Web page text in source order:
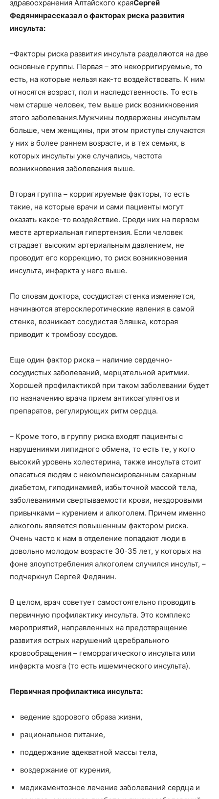
здравоохранения Алтайского краяСергей
Федянинрассказал о факторах риска развития
инсульта:
–Факторы риска развития инсульта разделяются на две
основные группы. Первая – это некорригируемые, то
есть, на которые нельзя как-то воздействовать. К ним
относятся возраст, пол и наследственность. То есть
чем старше человек, тем выше риск возникновения
этого заболевания.Мужчины подвержены инсультам
больше, чем женщины, при этом приступы случаются
у них в более раннем возрасте, и в тех семьях, в
которых инсульты уже случались, частота
возникновения заболевания выше.
Вторая группа – корригируемые факторы, то есть
такие, на которые врачи и сами пациенты могут
оказать какое-то воздействие. Среди них на первом
месте артериальная гипертензия. Если человек
страдает высоким артериальным давлением, не
проводит его коррекцию, то риск возникновения
инсульта, инфаркта у него выше.
По словам доктора, сосудистая стенка изменяется,
начинаются атеросклеротические явления в самой
стенке, возникает сосудистая бляшка, которая
приводит к тромбозу сосудов.
Еще один фактор риска – наличие сердечно-
сосудистых заболеваний, мерцательной аритмии.
Хорошей профилактикой при таком заболевании будет
по назначению врача прием антикоагулянтов и
препаратов, регулирующих ритм сердца.
– Кроме того, в группу риска входят пациенты с
нарушениями липидного обмена, то есть те, у кого
высокий уровень холестерина, также инсульта стоит
опасаться людям с некомпенсированным сахарным
диабетом, гиподинамией, избыточной массой тела,
заболеваниями свертываемости крови, нездоровыми
привычками – курением и алкоголем. Причем именно
алкоголь является повышенным фактором риска.
Очень часто к нам в отделение попадают люди в
довольно молодом возрасте 30-35 лет, у которых на
фоне злоупотребления алкоголем случился инсульт, –
подчеркнул Сергей Федянин.
В целом, врач советует самостоятельно проводить
первичную профилактику инсульта. Это комплекс
мероприятий, направленных на предотвращение
развития острых нарушений церебрального
кровообращения – геморрагического инсульта или
инфаркта мозга (то есть ишемического инсульта).
Первичная профилактика инсульта:
ведение здорового образа жизни,
рациональное питание,
поддержание адекватной массы тела,
воздержание от курения,
медикаментозное лечение заболеваний сердца и